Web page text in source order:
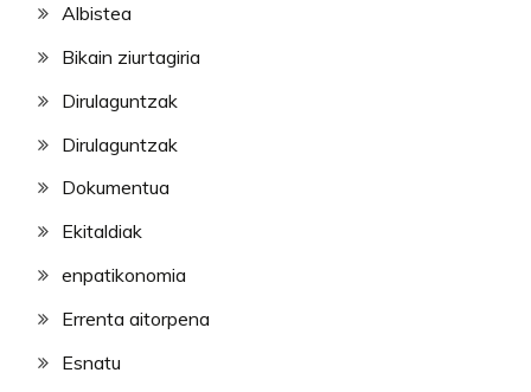
Albistea
Bikain ziurtagiria
Dirulaguntzak
Dirulaguntzak
Dokumentua
Ekitaldiak
enpatikonomia
Errenta aitorpena
Esnatu